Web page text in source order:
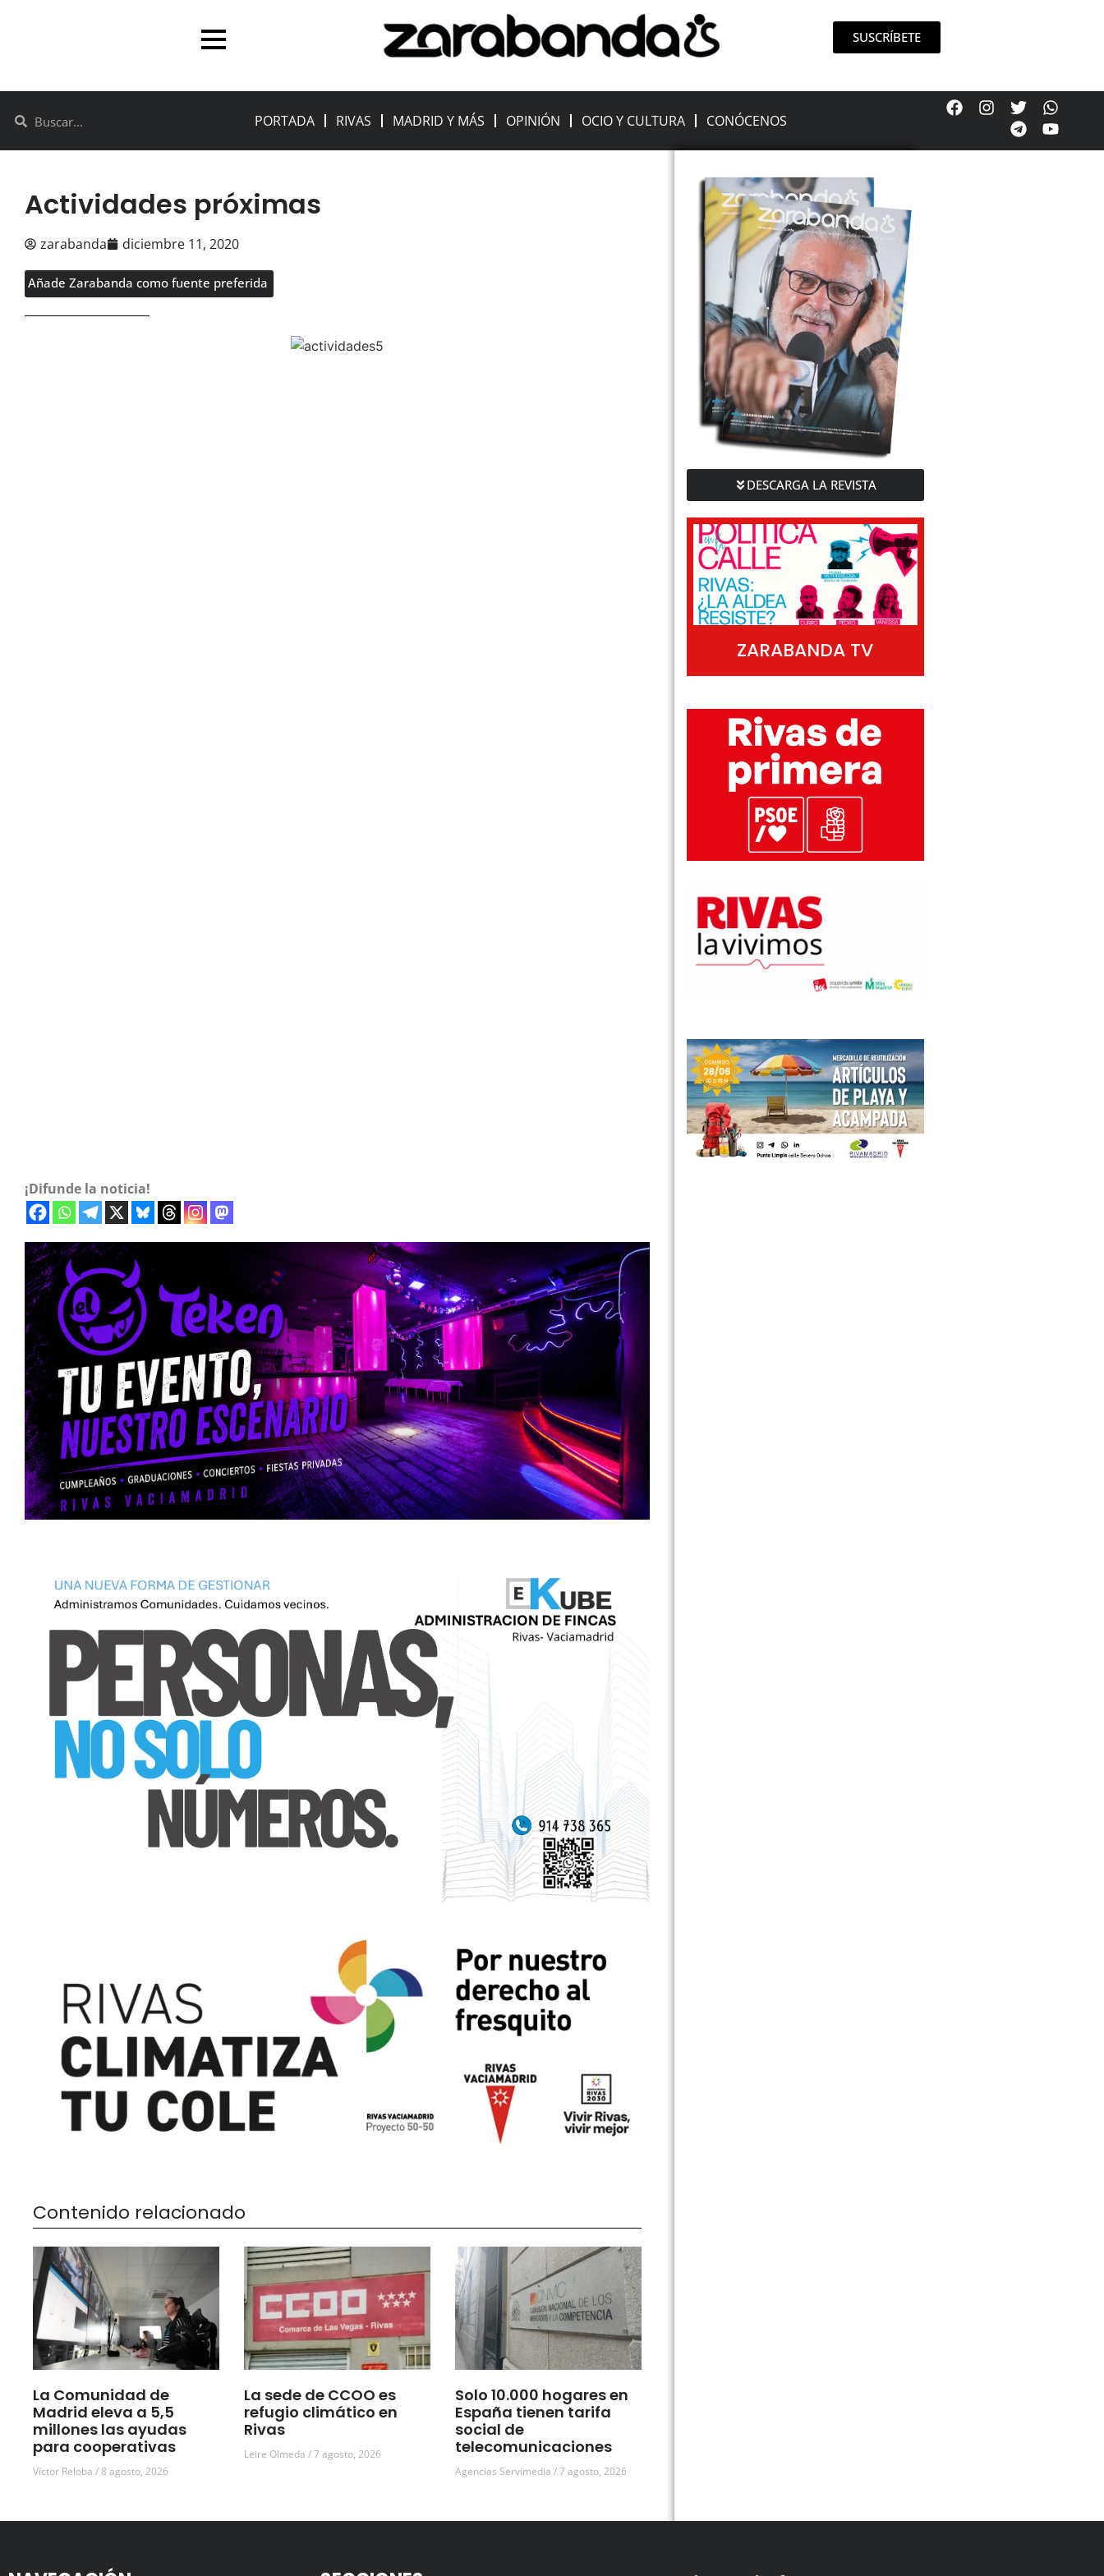
SUSCRÍBETE
PORTADA RIVAS MADRID Y MÁS OPINIÓN OCIO Y CULTURA CONÓCENOS
Actividades próximas
zarabanda diciembre 11, 2020
Añade Zarabanda como fuente preferida
¡Difunde la noticia!
Contenido relacionado
La Comunidad de
Madrid eleva a 5,5
millones las ayudas
para cooperativas
Víctor Reloba 8 agosto, 2026
La sede de CCOO es
refugio climático en
Rivas
Leire Olmeda 7 agosto, 2026
Solo 10.000 hogares en
España tienen tarifa
social de
telecomunicaciones
Agencias Servimedia 7 agosto, 2026
DESCARGA LA REVISTA
ZARABANDA TV